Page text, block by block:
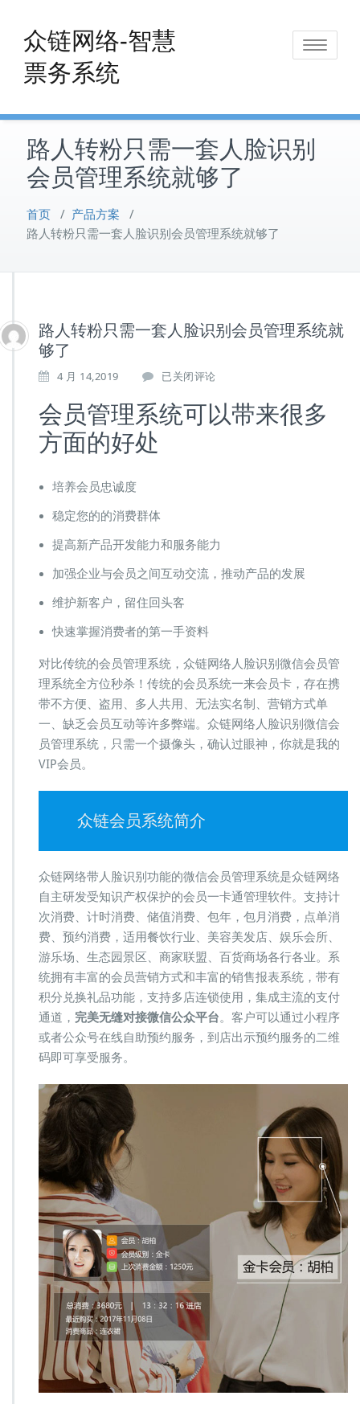
content
众链网络-智慧
票务系统
Toggle
路人转粉只需一套人脸识别
会员管理系统就够了
首页 / 产品方案 /
路人转粉只需一套人脸识别会员管理系统就够了
路人转粉只需一套人脸识别会员管理系统就
够了
4 月 14,2019
路
转
粉
识
别
会
员
管
系
就
够
了
已关闭评论
会员管理系统可以带来很多
方面的好处
培养会员忠诚度
稳定您的的消费群体
提高新产品开发能力和服务能力
加强企业与会员之间互动交流，推动产品的发展
维护新客户，留住回头客
快速掌握消费者的第一手资料
对比传统的会员管理系统，众链网络人脸识别微信会员管
理系统全方位秒杀！传统的会员系统一来会员卡，存在携
带不方便、盗用、多人共用、无法实名制、营销方式单
一、缺乏会员互动等许多弊端。众链网络人脸识别微信会
员管理系统，只需一个摄像头，确认过眼神，你就是我的
VIP会员。
众链会员系统简介
众链网络带人脸识别功能的微信会员管理系统是众链网络
自主研发受知识产权保护的会员一卡通管理软件。支持计
次消费、计时消费、储值消费、包年，包月消费，点单消
费、预约消费，适用餐饮行业、美容美发店、娱乐会所、
游乐场、生态园景区、商家联盟、百货商场各行各业。系
统拥有丰富的会员营销方式和丰富的销售报表系统，带有
积分兑换礼品功能，支持多店连锁使用，集成主流的支付
通道， 完美无缝对接微信公众平台。客户可以通过小程序
或者公众号在线自助预约服务，到店出示预约服务的二维
码即可享受服务。